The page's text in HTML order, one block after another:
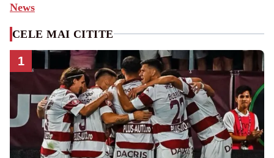
News
CELE MAI CITITE
1